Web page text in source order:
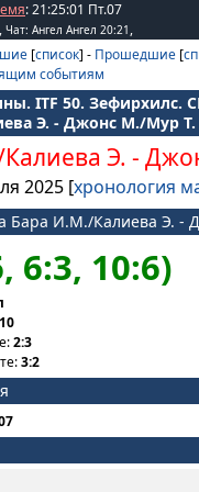
:21:25:01 Пт.07
, Чат: Ангел Ангел 20:21 ,
[список] - Прошедшие [
событиям
ITF 50. Зефирхилс.
Э. - Джонс М./Мур Т.
Э. -
2025 [хронология
Бара И.М./Калиева Э.
6:3, 10:6)
10
2:3
3:2